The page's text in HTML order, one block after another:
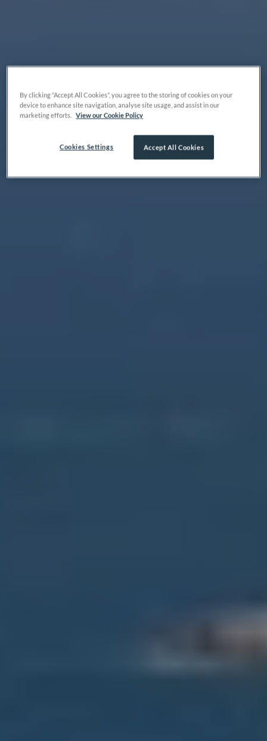
By clicking “Accept All Cookies”, you agree to the storing of cookies on your
device to enhance site navigation, analyse site usage, and assist in our
marketing efforts. View our Cookie Policy
Accept All Cookies
Cookies Settings